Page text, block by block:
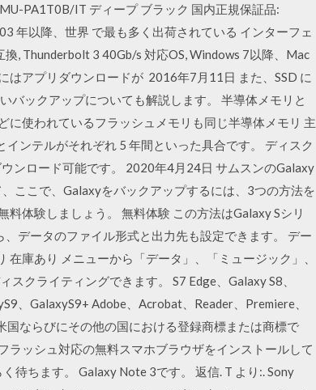
MU-PA1T0B/IT ディープ ブラック 国内正規保証品:
年以降、世界 で最も多く出荷されている インターフェ
換, Thunderbolt 3 40Gb/s 対応OS, Windows 7以降、Mac
アプリダウンロードが 2016年7月11日 また、SSD に
バックアップについても解説します。 半導体メモリと
に使われているフラッシュメモリも同じ半導体メモリ 主
ンテルがそれぞれ 5 年間といった具合です。 ディスク
ンロード可能です。 2020年4月24日 サムスンのGalaxy
ここで、Galaxyをバックアップするには、3つの方法を
体験しましょう。 無料体験 この方法はGalaxy Sシリ
データのファイル形式と出力先も設定できます。 デー
庫あり メニューから「データ」、「ミュージック」、
クライティングできます。 S7 Edge、Galaxy S8、
、GalaxyS9+ Adobe、Acrobat、Reader、Premiere、
ならびにその他の国における登録商標または商標で
ッシュ対応の無料スマホブラウザをインストールして
待ちます。 Galaxy Note 3です。 返信. T より:. Sony